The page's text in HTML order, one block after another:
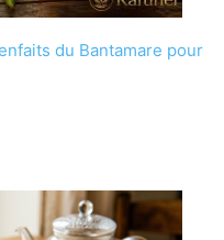
du Bantamare pour